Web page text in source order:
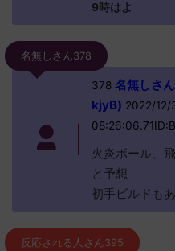
9時はよ
名無しさん378
378名無しさ
kjyB) 2022/12/
火炎ボール、
と予想
初手ビルドも
反応される人さん395